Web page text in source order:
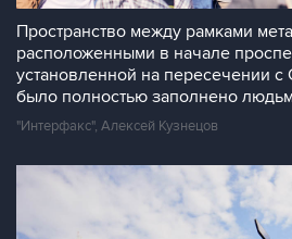
Пространство между рамками
расположенными в начале
установленной на пересечении
было полностью заполнено
"Интерфакс", Алексей Кузнецов